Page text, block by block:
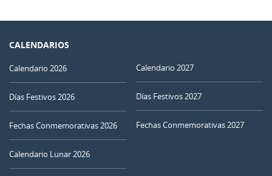
CALENDARIOS
Calendario 2026
Días Festivos 2026
Fechas Conmemorativas 2026
Calendario Lunar 2026
Calendario 2027
Días Festivos 2027
Fechas Conmemorativas 2027